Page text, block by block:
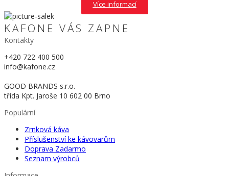
Více informací
KAFONE VÁS ZAPNE
Kontakty
+420 722 400 500
info@kafone.cz
GOOD BRANDS s.r.o.
třída Kpt. Jaroše 10 602 00 Brno
Populární
Zrnková káva
Příslušenství ke kávovarům
Doprava Zadarmo
Seznam výrobců